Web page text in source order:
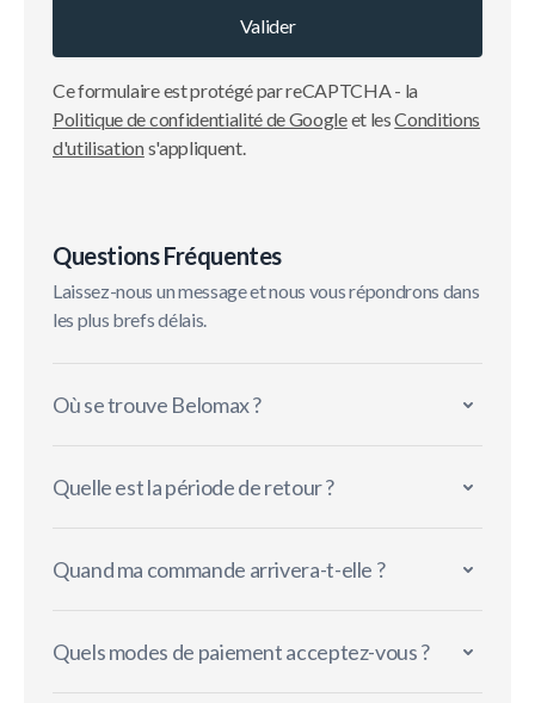
Valider
Ce formulaire est protégé par reCAPTCHA - la
Politique de confidentialité de Googleet lesConditions
d'utilisations'appliquent.
Questions Fréquentes
Laissez-nous un message et nous vous répondrons dans
les plus brefs délais.
Où se trouve Belomax ?
Quelle est la période de retour ?
Quand ma commande arrivera-t-elle ?
Quels modes de paiement acceptez-vous ?